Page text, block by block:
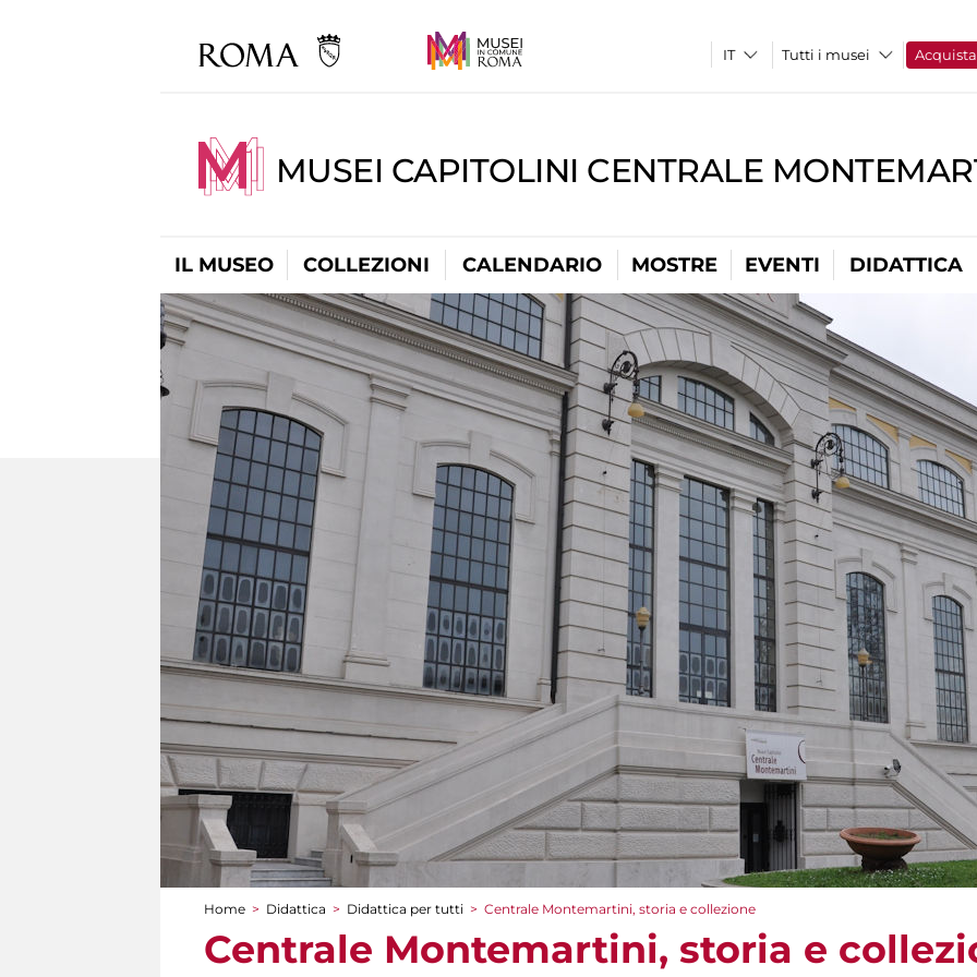
Tutti i musei Acquista
MUSEI CAPITOLINI CENTRALE
IL MUSEO COLLEZIONI CALENDARIO MOSTRE EVENTI DIDATTICA
Tu sei qui
Home > Didattica > Didattica per tutti > Centrale Montemartini, storia e collezione
Centrale Montemartini, storia e